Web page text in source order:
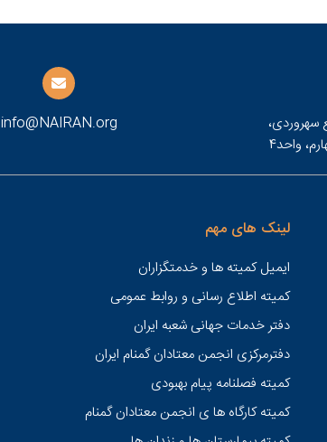
سهروردی،
info@NAIRAN.org
لینک های مهم
ایمیل کمیته ها و خدمتگزاران
کميته اطلاع رسانی و روابط عمومی
دفتر خدمات جهانی شعبه ايران
دفترمرکزی انجمن معتادان گمنام ایران
کمیته فصلنامه پیام بهبودی
کمیته کارگاه ها ی انجمن معتادان گمنام